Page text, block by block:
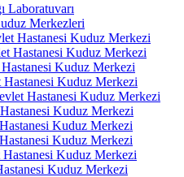
Laboratuvarı
Merkezleri
Hastanesi Kuduz Merkezi
Hastanesi Kuduz Merkezi
Kuduz Merkezi
Kuduz Merkezi
Hastanesi Kuduz Merkezi
Kuduz Merkezi
Kuduz Merkezi
Kuduz Merkezi
Kuduz Merkezi
Kuduz Merkezi